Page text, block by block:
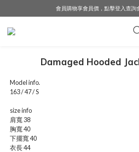
LINE好友募集中，加入就送購
會員購物享會員價，點擊登入查詢
LINE好友募集中，加入就送購
Damaged Hooded
Model info.
163 / 47 / S
size info
肩寬 38
胸寬 40
下擺寬 40
衣長 44